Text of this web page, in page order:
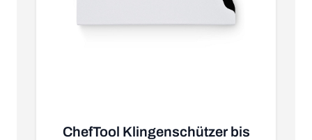
ChefTool Klingenschützer bis